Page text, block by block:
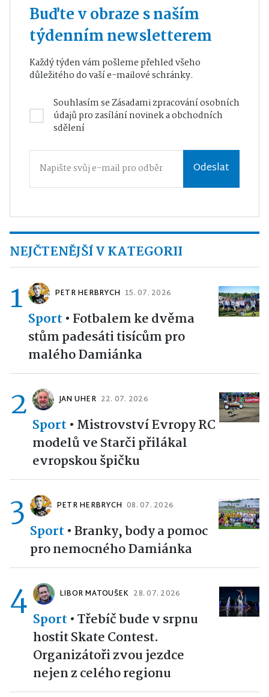
Buďte v obraze s naším
týdenním newsletterem
Každý týden vám pošleme přehled všeho
důležitého do vaší e-mailové schránky.
Souhlasím seZásadami zpracování osobních
údajůpro zasílání novinek a obchodních
sdělení
Odeslat
NEJČTENĚJŠÍ V KATEGORII
1 PETR HERBRYCH 15. 07. 2026
Sport • Fotbalem ke dvěma
stům padesáti tisícům pro
malého Damiánka
2 JAN UHER 22. 07. 2026
Sport • Mistrovství Evropy RC
modelů ve Starči přilákal
evropskou špičku
3 PETR HERBRYCH 08. 07. 2026
Sport •Branky, body a pomoc
pro nemocného Damiánka
4 LIBOR MATOUŠEK 28. 07. 2026
Sport •Třebíč bude v srpnu
hostit Skate Contest.
Organizátoři zvou jezdce
nejen z celého regionu